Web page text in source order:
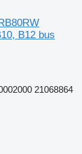
B12 bus
21068864